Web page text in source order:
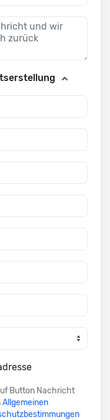
Button Nachricht
Allgemeinen